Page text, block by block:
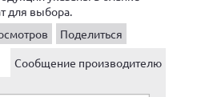
для выбора.
Поделиться
Сообщение производителю